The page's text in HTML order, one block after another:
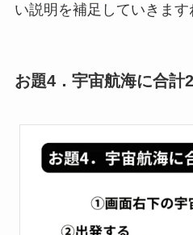
い説明を補足していきます
お題4．宇宙航海に合計